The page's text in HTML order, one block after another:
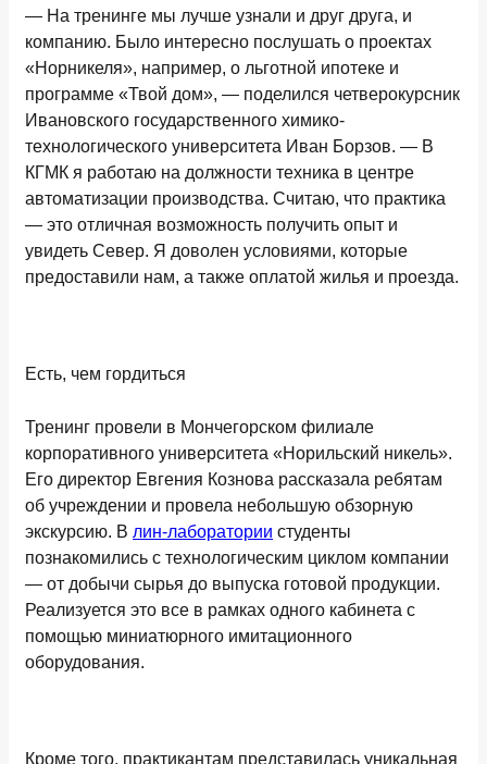
— На тренинге мы лучше узнали и друг друга, и
компанию. Было интересно послушать о проектах
«Норникеля», например, о льготной ипотеке и
программе «Твой дом», — поделился четверокурсник
Ивановского государственного химико-
технологического университета Иван Борзов. — В
КГМК я работаю на должности техника в центре
автоматизации производства. Считаю, что практика
— это отличная возможность получить опыт и
увидеть Север. Я доволен условиями, которые
предоставили нам, а также оплатой жилья и проезда.
Есть, чем гордиться
Тренинг провели в Мончегорском филиале
корпоративного университета «Норильский никель».
Его директор Евгения Кознова рассказала ребятам
об учреждении и провела небольшую обзорную
экскурсию. В лин-лаборатории студенты
познакомились с технологическим циклом компании
— от добычи сырья до выпуска готовой продукции.
Реализуется это все в рамках одного кабинета с
помощью миниатюрного имитационного
оборудования.
Кроме того, практикантам представилась уникальная